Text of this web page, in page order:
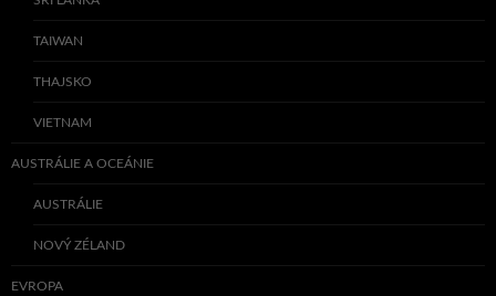
TAIWAN
THAJSKO
VIETNAM
AUSTRÁLIE A OCEÁNIE
AUSTRÁLIE
NOVÝ ZÉLAND
EVROPA